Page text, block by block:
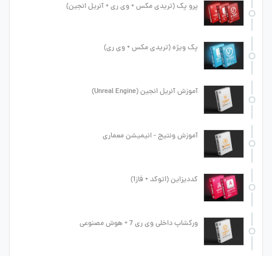
پرو پک (تریدی مکس + وی ری + آنریل انجین)
پک ویژه (تریدی مکس + وی ری)
آموزش آنریل انجین (Unreal Engine)
آموزش ونتیج - انیمیشن معماری
کددیزاین (اتوکد + فاز1)
ورکشاپ داخلی وی ری 7 + هوش مصنوعی